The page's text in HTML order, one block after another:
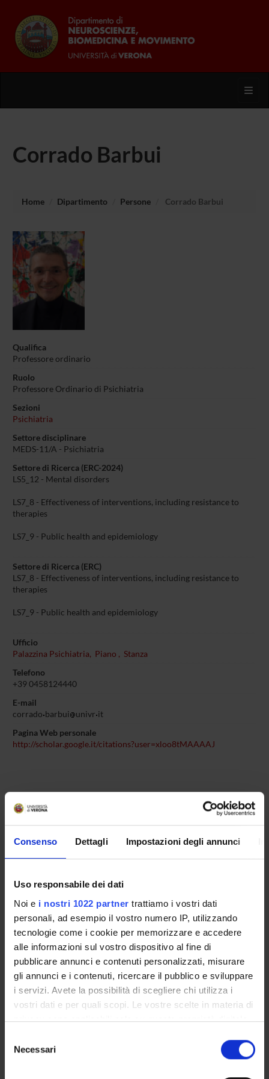
Consenso Dettagli Impostazioni degli annunci
Uso responsabile dei dati
Noi e i nostri 1022 partner trattiamo i vostri dati
personali, ad esempio il vostro numero IP, utilizzando
tecnologie come i cookie per memorizzare e accedere
alle informazioni sul vostro dispositivo al fine di
pubblicare annunci e contenuti personalizzati, misurare
gli annunci e i contenuti, ricercare il pubblico e sviluppare
i servizi. Avete la possibilità di scegliere chi utilizza i
vostri dati e per quali scopi. Le vostre scelte in materia di
privacy sono applicabili solo su questa proprietà digitale
modificare o revocare il proprio consenso in qualsiasi
momento dalla Dichiarazione sui cookie o facendo clic
delNecessari
Corrado Barbui
Home Dipartimento Persone Corrado Barbui
Qualifica
Professore ordinario
Ruolo
Professore Ordinario di Psichiatria
Sezioni
Psichiatria
Settore disciplinare
MEDS-11/A - Psichiatria
Settore di Ricerca (ERC-2024)
LS5_12 - Mental disorders
LS7_8 - Effectiveness of interventions, including resistance to
therapies
LS7_9 - Public health and epidemiology
Settore di Ricerca (ERC)
LS7_8 - Effectiveness of interventions, including resistance to
therapies
LS7_9 - Public health and epidemiology
Ufficio
Palazzina Psichiatria, Piano , Stanza
Telefono
+39 0458124440
E-mail
corrado barbui univr it
Pagina Web personale
http://scholar.google.it/citations?user=xloo8tMAAAAJ
PRESENTAZIONE
TERZA MISSIONE
RICERCA
PROGETTI
PUBBLICAZIONI
INCARICHI
GOVERNANCE